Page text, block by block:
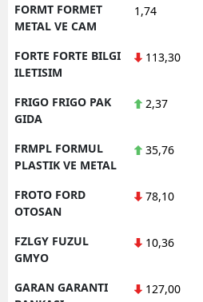
FORMT FORMET
METAL VE CAM
1,74
FORTE FORTE BILGI
ILETISIM
113,30
FRIGO FRIGO PAK
GIDA
2,37
FRMPL FORMUL
PLASTIK VE METAL
35,76
FROTO FORD
OTOSAN
78,10
FZLGY FUZUL
GMYO
10,36
GARAN GARANTI
127,00